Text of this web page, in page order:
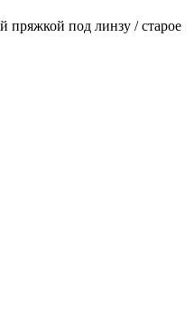
пряжкой под линзу / старое